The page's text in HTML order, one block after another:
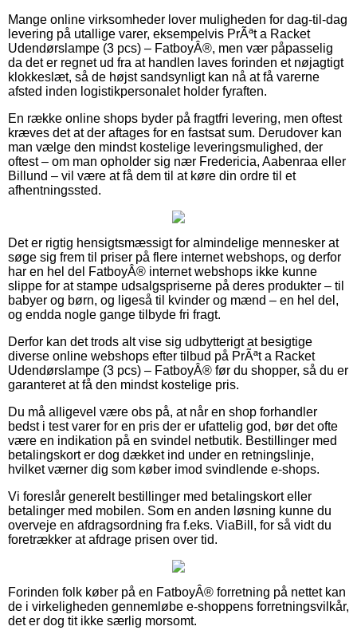
Mange online virksomheder lover muligheden for dag-til-dag
levering på utallige varer, eksempelvis PrÃªt a Racket
Udendørslampe (3 pcs) – FatboyÂ®, men vær påpasselig
da det er regnet ud fra at handlen laves forinden et nøjagtigt
klokkeslæt, så de højst sandsynligt kan nå at få varerne
afsted inden logistikpersonalet holder fyraften.
En række online shops byder på fragtfri levering, men oftest
kræves det at der aftages for en fastsat sum. Derudover kan
man vælge den mindst kostelige leveringsmulighed, der
oftest – om man opholder sig nær Fredericia, Aabenraa eller
Billund – vil være at få dem til at køre din ordre til et
afhentningssted.
Det er rigtig hensigtsmæssigt for almindelige mennesker at
søge sig frem til priser på flere internet webshops, og derfor
har en hel del FatboyÂ® internet webshops ikke kunne
slippe for at stampe udsalgspriserne på deres produkter – til
babyer og børn, og ligeså til kvinder og mænd – en hel del,
og endda nogle gange tilbyde fri fragt.
Derfor kan det trods alt vise sig udbytterigt at besigtige
diverse online webshops efter tilbud på PrÃªt a Racket
Udendørslampe (3 pcs) – FatboyÂ® før du shopper, så du er
garanteret at få den mindst kostelige pris.
Du må alligevel være obs på, at når en shop forhandler
bedst i test varer for en pris der er ufattelig god, bør det ofte
være en indikation på en svindel netbutik. Bestillinger med
betalingskort er dog dækket ind under en retningslinje,
hvilket værner dig som køber imod svindlende e-shops.
Vi foreslår generelt bestillinger med betalingskort eller
betalinger med mobilen. Som en anden løsning kunne du
overveje en afdragsordning fra f.eks. ViaBill, for så vidt du
foretrækker at afdrage prisen over tid.
Forinden folk køber på en FatboyÂ® forretning på nettet kan
de i virkeligheden gennemløbe e-shoppens forretningsvilkår,
det er dog tit ikke særlig morsomt.